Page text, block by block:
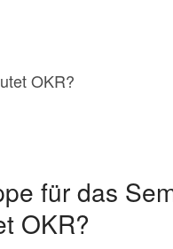
für das
OKR?